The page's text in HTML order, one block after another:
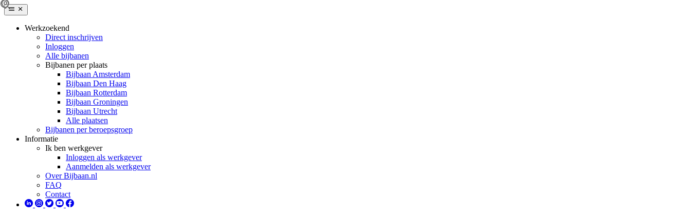
Werkzoekend
Direct inschrijven
Inloggen
Alle bijbanen
Bijbanen per plaats
Bijbaan Amsterdam
Bijbaan Den Haag
Bijbaan Rotterdam
Bijbaan Groningen
Bijbaan Utrecht
Alle plaatsen
Bijbanen per beroepsgroep
Informatie
Ik ben werkgever
Inloggen als werkgever
Aanmelden als werkgever
Over Bijbaan.nl
FAQ
Contact